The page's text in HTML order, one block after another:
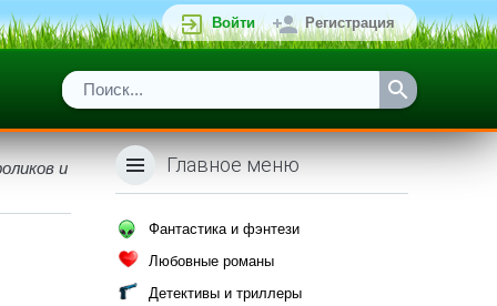
Войти Регистрация
и
Главное меню
Фантастика и фэнтези
Любовные романы
Детективы и триллеры